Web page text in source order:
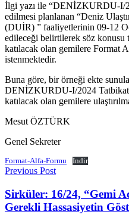
İlgi yazı ile “DENİZKURDU-I/
edilmesi planlanan “Deniz
(DUİR) ” faaliyetlerinin 09-12
edileceği belirtilerek söz konusu
katılacak olan gemilere Format
istenmektedir.
Buna göre, bir örneği ekte
DENİZKURDU-I/2024
katılacak olan gemilere
Mesut ÖZTÜRK
Genel Sekreter
Format-Alfa-Formu İndir
Previous Post
Sirküler: 16/24, “Gemi
Gerekli Hassasiyetin